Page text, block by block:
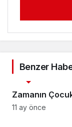
Benzer
Zamanın
11 ay önce